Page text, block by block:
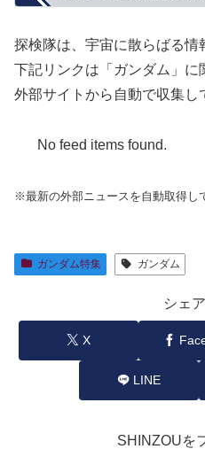
探検隊は、宇宙に散らばる情
下記リンクは「ガンダム」
外部サイトから自動で収集し
No feed items found.
※最新の外部ニュースを自動取得し
ガンダム特集 ガンダム
シェ
X
LINE
SHINZOUを